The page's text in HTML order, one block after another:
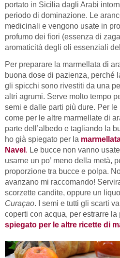
portato in Sicilia dagli Arabi
periodo di dominazione. Le
medicinali e vengono usate in
profumo dei fiori (essenza di
aromaticità degli oli essenziali
Per preparare la marmellata di
buona dose di pazienza, perché
gli spicchi sono rivestiti da una
altri agrumi. Serve molto tempo
semi e dalle parti più dure. Per
come per le altre marmellate di
parte dell’albedo e tagliando la
ho già spiegato per la
Navel . Le bucce non vanno
usarne un po’ meno della metà,
proporzione tra bucce e polpa.
avanzano mi raccomando!
scorzette candite, oppure un
Curaçao. I semi e tutti gli scarti
coperti con acqua, per estrarre la
spiegato per le altre ricette di